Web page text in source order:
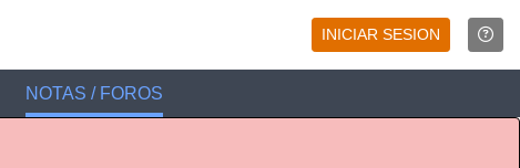
INICIAR SESION
NOTAS / FOROS